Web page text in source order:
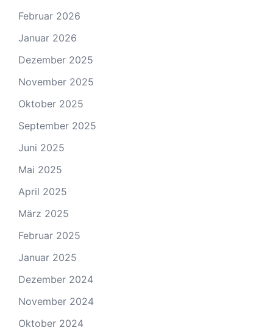
Februar 2026
Januar 2026
Dezember 2025
November 2025
Oktober 2025
September 2025
Juni 2025
Mai 2025
April 2025
März 2025
Februar 2025
Januar 2025
Dezember 2024
November 2024
Oktober 2024